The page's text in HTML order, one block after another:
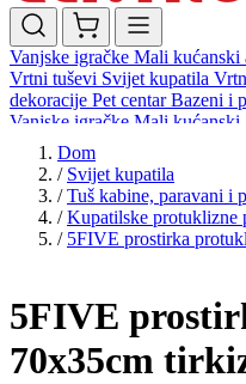
Vanjske igračke Mali kućanski
Vrtni tuševi Svijet kupatila
dekoracije Pet centarBazeni i
Vanjske igračke Mali kućanski
Vrtni tuševi
dekoracijePet centar
Dom
/ Svijet kupatila
/ Tuš kabine, paravani i
/ Kupatilske protuklizne
/ 5FIVE prostirka
5FIVE
70x35cm